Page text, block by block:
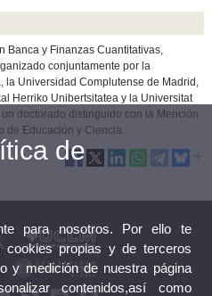
Banca y Finanzas Cuantitativas,
conjuntamente por la
la Universidad Complutense de Madrid,
Herriko Unibertsitatea y la Universitat
doctorado distinguido con la Mención
de Educación y Ciencia.
de
para nosotros. Por ello te
cookies propias y de terceros
y medición de nuestra página
contenidos,así como